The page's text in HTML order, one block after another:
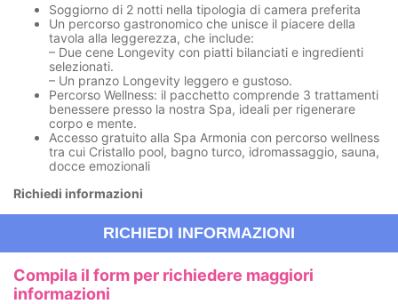
Soggiorno di 2 notti nella tipologia di camera preferita
Un percorso gastronomico che unisce il piacere della
tavola alla leggerezza, che include:
– Due cene Longevity con piatti bilanciati e ingredienti
selezionati.
– Un pranzo Longevity leggero e gustoso.
Percorso Wellness: il pacchetto comprende 3 trattamenti
benessere presso la nostra Spa, ideali per rigenerare
corpo e mente.
Accesso gratuito alla Spa Armonia con percorso wellness
tra cui Cristallo pool, bagno turco, idromassaggio, sauna,
docce emozionali
Richiedi informazioni
RICHIEDI INFORMAZIONI
Compila il form per richiedere maggiori
informazioni